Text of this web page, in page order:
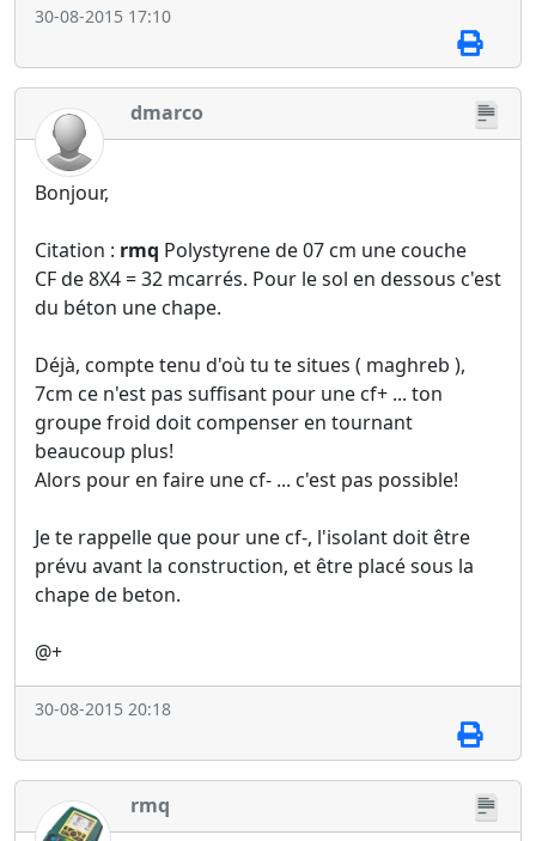
30-08-2015 17:10
dmarco
Bonjour,
Citation : rmq Polystyrene de 07 cm une couche
CF de 8X4 = 32 mcarrés. Pour le sol en dessous c'est
du béton une chape.
Déjà, compte tenu d'où tu te situes ( maghreb ),
7cm ce n'est pas suffisant pour une cf+ ... ton
groupe froid doit compenser en tournant
beaucoup plus!
Alors pour en faire une cf- ... c'est pas possible!
Je te rappelle que pour une cf-, l'isolant doit être
prévu avant la construction, et être placé sous la
chape de beton.
@+
30-08-2015 20:18
rmq